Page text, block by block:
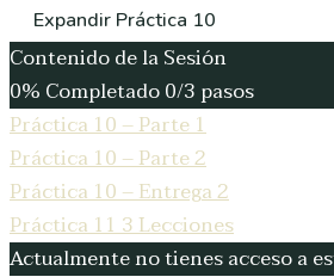
Expandir Práctica 10
Contenido de la Sesión
0% Completado0/3 pasos
Práctica 10 – Parte 1
Práctica 10 – Parte 2
Práctica 10 – Entrega 2
Práctica 113 Lecciones
Actualmente no tienes acceso a